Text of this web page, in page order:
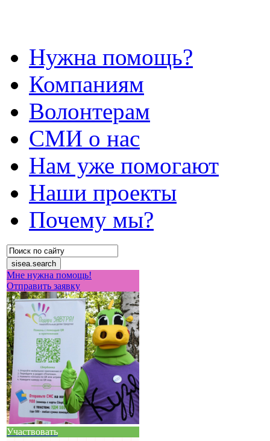
Нужна помощь?
Компаниям
Волонтерам
СМИ о нас
Нам уже помогают
Наши проекты
Почему мы?
Мне нужна помощь!
Отправить заявку
Участвовать